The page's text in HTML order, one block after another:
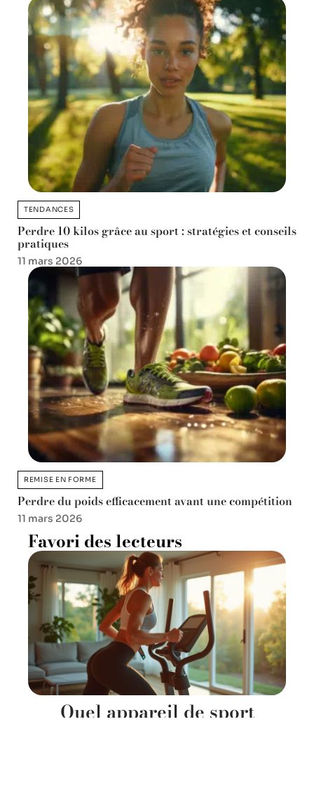
TENDANCES
Perdre 10 kilos grâce au sport : stratégies et conseils
pratiques
11 mars 2026
REMISE EN FORME
Perdre du poids efficacement avant une compétition
11 mars 2026
Favori des lecteurs
Quel appareil de sport